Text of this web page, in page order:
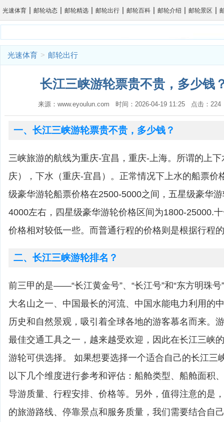
光速体育 | 邮轮动态 | 邮轮精选 | 邮轮出行 | 邮轮百科 | 邮轮介绍 | 邮轮景区 |
光速体育 > 邮轮出行
长江三峡游轮票贵不贵，多少钱
来源：www.eyoulun.com 时间：2026-04-19 11:25 点击：
一、长江三峡游轮票贵不贵，多少钱？
三峡旅游的航线为重庆-宜昌，重庆-上海。所谓的上
庆），下水（重庆-宜昌）。正常情况下上水的船票价
级豪华游轮船票价格在2500-5000之间，五星级豪华
4000左右，四星级豪华游轮价格区间为1800-25000.
价格相对较低一些。而普通行程的价格则是根据行程
二、长江三峡游轮排名？
前三甲的是——“长江黄金号”、“长江号”和“东方明珠
大名山之一、中国最长的河流、中国水能电力利用的
历史和自然景观，吸引着全球各地的游客慕名而来。
最佳交通工具之一，越来越受欢迎，因此在长江三峡
游轮可供选择。 如果想要选择一个适合自己的长江三
以下几个维度进行参考和评估：船舱类型、船舱面积
导游质量、行程安排、价格等。另外，值得注意的是
的旅游路线、停靠景点和服务质量，我们需要结合自